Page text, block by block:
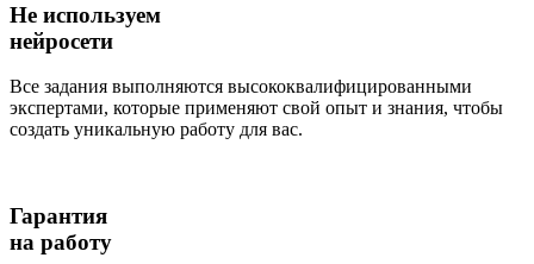
Не используем
нейросети
Все задания выполняются высококвалифицированными
экспертами, которые применяют свой опыт и знания, чтобы
создать уникальную работу для вас.
Гарантия
на работу